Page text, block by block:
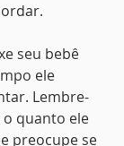
seu bebê
ele
Lembre-
o quanto ele
preocupe se